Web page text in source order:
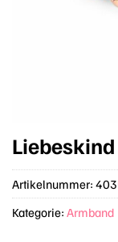
Artikelnummer:
Kategorie: Armband